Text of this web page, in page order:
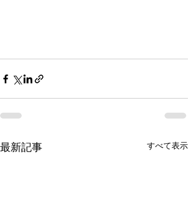
最新記事 すべて表示